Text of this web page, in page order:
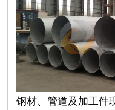
钢材、管道及加工件